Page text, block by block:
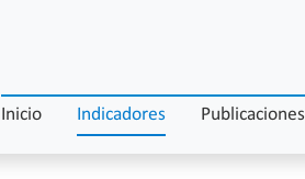
Inicio Indicadores Publicaciones